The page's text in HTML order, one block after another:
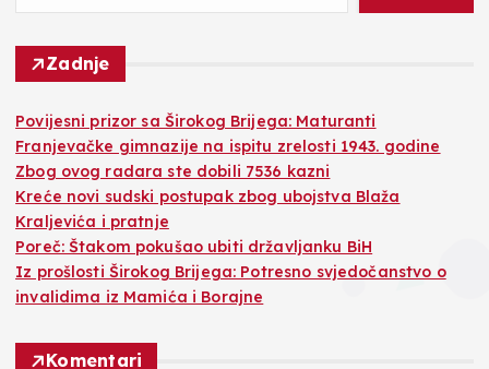
Zadnje
Povijesni prizor sa Širokog Brijega: Maturanti
Franjevačke gimnazije na ispitu zrelosti 1943. godine
Zbog ovog radara ste dobili 7536 kazni
Kreće novi sudski postupak zbog ubojstva Blaža
Kraljevića i pratnje
Poreč: Štakom pokušao ubiti državljanku BiH
Iz prošlosti Širokog Brijega: Potresno svjedočanstvo o
invalidima iz Mamića i Borajne
Komentari